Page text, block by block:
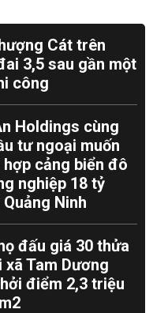
Cát trên
3,5 sau gần một
công
Holdings cùng
tư ngoại muốn
hợp cảng biển đô
nghiệp 18 tỷ
Quảng Ninh
đấu giá 30 thửa
Tam Dương
điểm 2,3 triệu